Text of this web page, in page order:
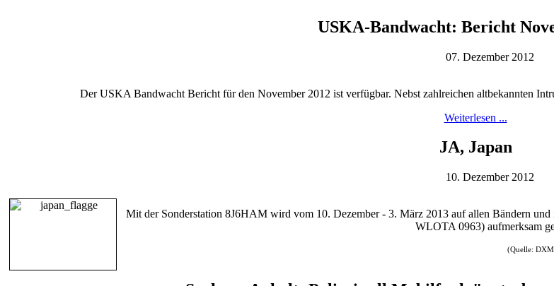
USKA-Bandwacht: Bericht
07. Dezember 2012
Der USKA Bandwacht Bericht für den November 2012 ist verfügbar. Nebst zahlreichen altbekannten
Weiterlesen ...
JA, Japan
10. Dezember 2012
Mit der Sonderstation 8J6HAM wird vom 10. Dezember - 3. März 2013 auf allen Bändern
WLOTA 0963) aufmerksam
(Quelle: